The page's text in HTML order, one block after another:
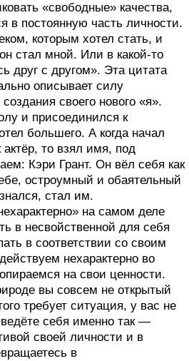
«свободные» качества,
в постоянную часть личности.
которым хотел стать, и
стал мной. Или в какой‑то
друг с другом». Эта цитата
описывает силу
своего нового «я».
и присоединился к
большего. А когда начал
актёр, то взял имя, под
Кэри Грант. Он вёл себя как
остроумный и обаятельный
стал им.
на самом деле
в несвойственной для себя
в соответствии со своим
нехарактерно во
на свои ценности.
вы совсем не открытый
требует ситуация, у вас не
себя именно так —
своей личности и в
в